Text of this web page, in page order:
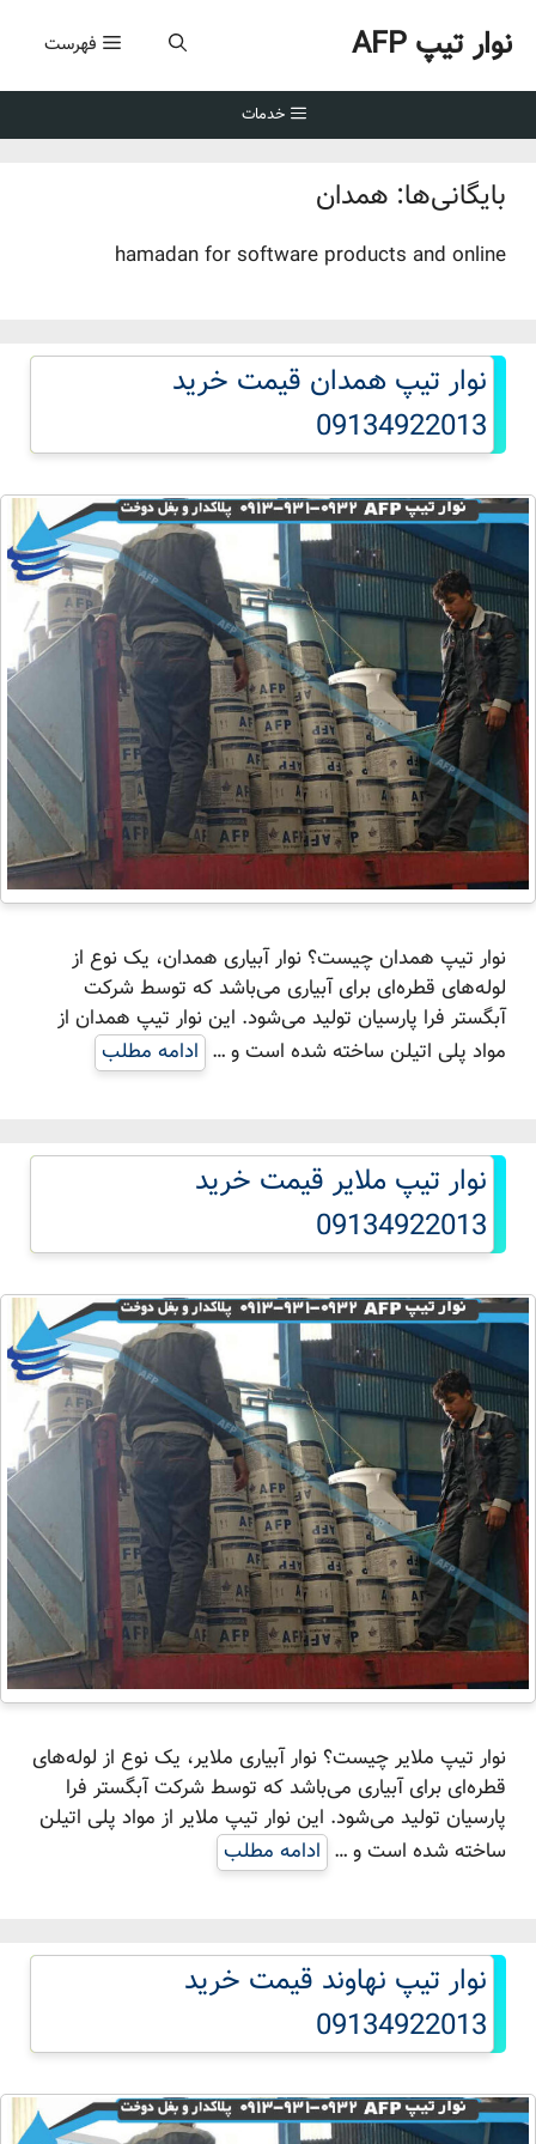
نوار تیپ AFP فهرست
خدمات
بایگانی‌ها: همدان
hamadan for software products and online
نوار تیپ همدان قیمت خرید
09134922013
نوار تیپ همدان چیست؟ نوار آبیاری همدان، یک نوع از
لوله‌های قطره‌ای برای آبیاری می‌باشد که توسط شرکت
آبگستر فرا پارسیان تولید می‌شود. این نوار تیپ همدان از
مواد پلی اتیلن ساخته شده است و … ادامه مطلب
نوار تیپ ملایر قیمت خرید
09134922013
نوار تیپ ملایر چیست؟ نوار آبیاری ملایر، یک نوع از لوله‌های
قطره‌ای برای آبیاری می‌باشد که توسط شرکت آبگستر فرا
پارسیان تولید می‌شود. این نوار تیپ ملایر از مواد پلی اتیلن
ساخته شده است و … ادامه مطلب
نوار تیپ نهاوند قیمت خرید
09134922013